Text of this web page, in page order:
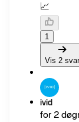
📈
1
Vis 2 svar
ivid
for 2